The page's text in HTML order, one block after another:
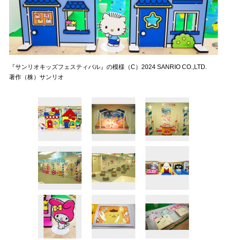
『サンリオキッズフェスティバル』の模様（C）2024 SANRIO CO.,LTD.
著作（株）サンリオ